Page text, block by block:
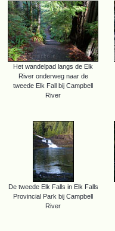
Het wandelpad langs de Elk
River onderweg naar de
tweede Elk Fall bij Campbell
River
De tweede Elk Falls in Elk Falls
Provincial Park bij Campbell
River